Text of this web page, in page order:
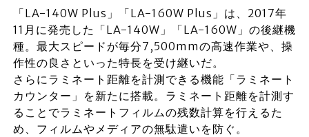
「LA-140W Plus」「LA-160W Plus」は、2017年
11月に発売した「LA-140W」「LA-160W」の後継機
種。最大スピードが毎分7,500mmの高速作業や、操
作性の良さといった特長を受け継いだ。
さらにラミネート距離を計測できる機能「ラミネート
カウンター」を新たに搭載。ラミネート距離を計測す
ることでラミネートフィルムの残数計算を行えるた
め、フィルムやメディアの無駄遣いを防ぐ。